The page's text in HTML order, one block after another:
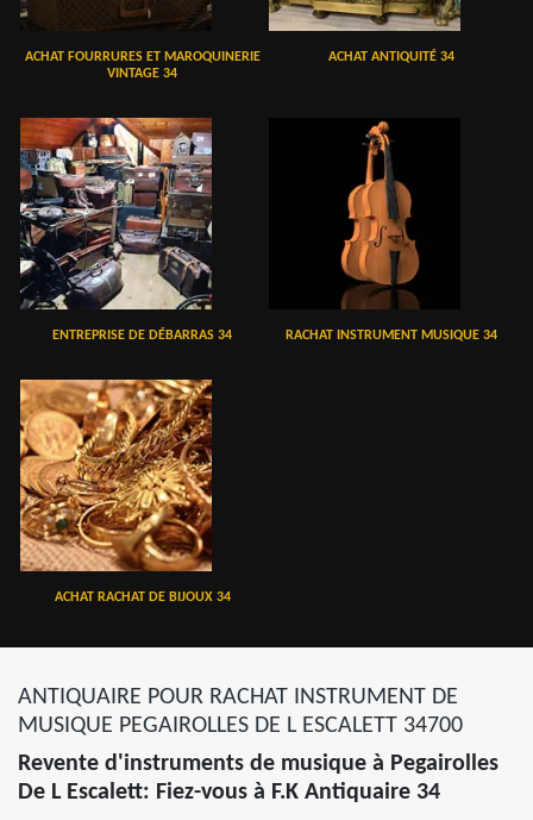
ACHAT FOURRURES ET MAROQUINERIE
VINTAGE 34
ACHAT ANTIQUITÉ 34
ENTREPRISE DE DÉBARRAS 34 RACHAT INSTRUMENT MUSIQUE 34
ACHAT RACHAT DE BIJOUX 34
ANTIQUAIRE POUR RACHAT INSTRUMENT DE
MUSIQUE PEGAIROLLES DE L ESCALETT 34700
Revente d'instruments de musique à Pegairolles
De L Escalett: Fiez-vous à F.K Antiquaire 34